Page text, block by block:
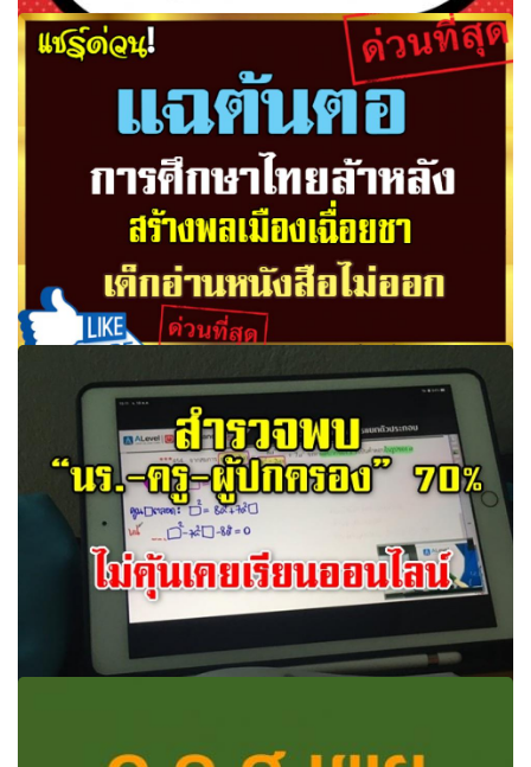
คุมเข้ม! “หน่วยราชการ” ดูงานยุโรป หวังกู้ภาพลักษณ์ประเทศ
แฉต้นตอการศึกษาไทยล้าหลัง สร้างพลเมืองเฉื่อยชา เด็กอ่าน
หนังสือไม่ออก